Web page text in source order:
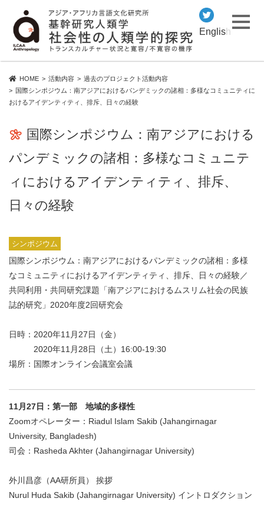
English
HOME 活動内容
過去のプロジェクト活動内容
国際シンポジウム：南アジアにおけるパンデミックの諸相：多様なコミュニティに
おけるアイデンティティ、排斥、日々の経験
国際シンポジウム：南アジアにおける
パンデミックの諸相：多様なコミュニテ
ィにおけるアイデンティティ、排斥、
日々の経験
シンポジウム
国際シンポジウム：南アジアにおけるパンデミックの諸相：多様
なコミュニティにおけるアイデンティティ、排斥、日々の経験／
共同利用・共同研究課題「南アジアにおけるムスリム社会の民族
誌的研究」2020年度2回研究会
日時：2020年11月27日（金）
2020年11月28日（土）16:00-19:30
場所：国際オンライン会議室会議
11月27日：第一部 地域的多様性
Zoomオペレーター：Riadul Islam Sakib (Jahangirnagar
University, Bangladesh)
司会：Rasheda Akhter (Jahangirnagar University)
外川昌彦（AA研所員） 挨拶
Nurul Huda Sakib (Jahangirnagar University) イントロダクション